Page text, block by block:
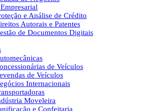
e Análise de Crédito
Autorais e Patentes
de Documentos Digitais
de Veículos
de Veículos
Internacionais
Moveleira
e Confeitaria